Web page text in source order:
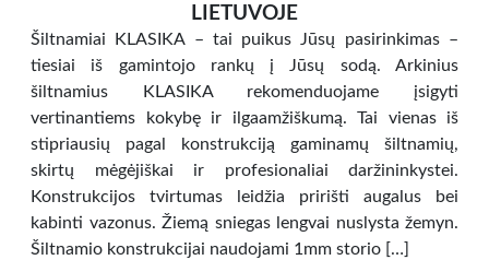
LIETUVOJE
Šiltnamiai KLASIKA – tai puikus Jūsų pasirinkimas –
tiesiai iš gamintojo rankų į Jūsų sodą. Arkinius
šiltnamius KLASIKA rekomenduojame įsigyti
vertinantiems kokybę ir ilgaamžiškumą. Tai vienas iš
stipriausių pagal konstrukciją gaminamų šiltnamių,
skirtų mėgėjiškai ir profesionaliai daržininkystei.
Konstrukcijos tvirtumas leidžia pririšti augalus bei
kabinti vazonus. Žiemą sniegas lengvai nuslysta žemyn.
Šiltnamio konstrukcijai naudojami 1mm storio […]